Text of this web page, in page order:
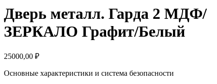
Дверь металл. Гарда 2 МДФ/
ЗЕРКАЛО Графит/Белый
25000,00 ₽
Основные характеристики и система безопасности